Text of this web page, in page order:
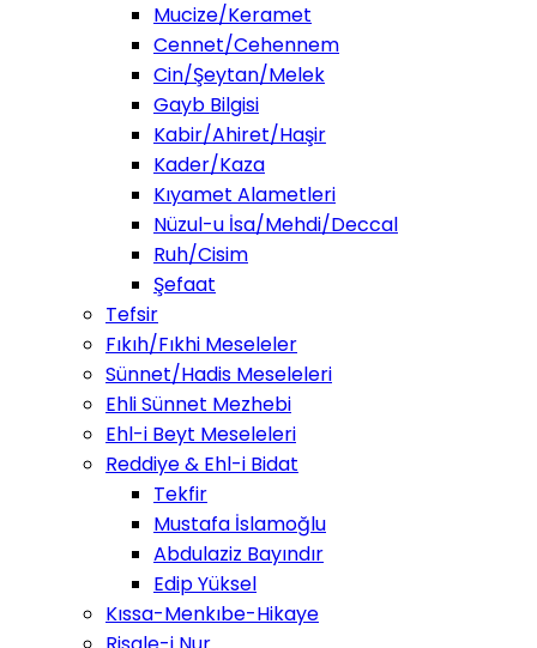
Mucize/Keramet
Cennet/Cehennem
Cin/Şeytan/Melek
Gayb Bilgisi
Kabir/Ahiret/Haşir
Kader/Kaza
Kıyamet Alametleri
Nüzul-u İsa/Mehdi/Deccal
Ruh/Cisim
Şefaat
Tefsir
Fıkıh/Fıkhi Meseleler
Sünnet/Hadis Meseleleri
Ehli Sünnet Mezhebi
Ehl-i Beyt Meseleleri
Reddiye & Ehl-i Bidat
Tekfir
Mustafa İslamoğlu
Abdulaziz Bayındır
Edip Yüksel
Kıssa-Menkıbe-Hikaye